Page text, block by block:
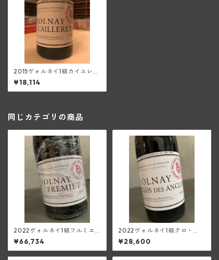
2015ヴォルネイ1級カイユレ
(マルキ・ダンジェルヴィル)
¥18,114
同じカテゴリの商品
2022ヴォルネイ1級フルミエ
【マグナム／1500ml】(マル
キ・ダンジェルヴィル)
¥66,734
2022ヴォルネイ1級クロ・
デ・ザングル(マルキ・ダンジ
ェルヴィル)
¥28,600